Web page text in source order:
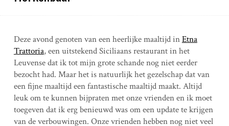
Deze avond genoten van een heerlijke maaltijd inEtna
Trattoria, een uitstekend Siciliaans restaurant in het
Leuvense dat ik tot mijn grote schande nog niet eerder
bezocht had. Maar het is natuurlijk het gezelschap dat van
een fijne maaltijd een fantastische maaltijd maakt. Altijd
leuk om te kunnen bijpraten met onze vrienden en ik moet
toegeven dat ik erg benieuwd was om een update te krijgen
van de verbouwingen. Onze vrienden hebben nog niet veel